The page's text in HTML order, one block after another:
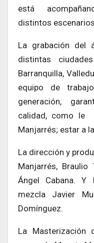
está
distintos
La grabación del
distintas
Barranquilla,
equipo de
generación,
calidad, como le
Manjarrés; estar a
La dirección y
Manjarrés, Braulio
Ángel Cabana. Y
mezcla Javier
Domínguez.
La